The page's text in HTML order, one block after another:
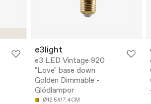
e3light
e3 LED Vintage 920
"Love" base down
Golden Dimmable -
Glödlampor
Ø12.5X17.4CM